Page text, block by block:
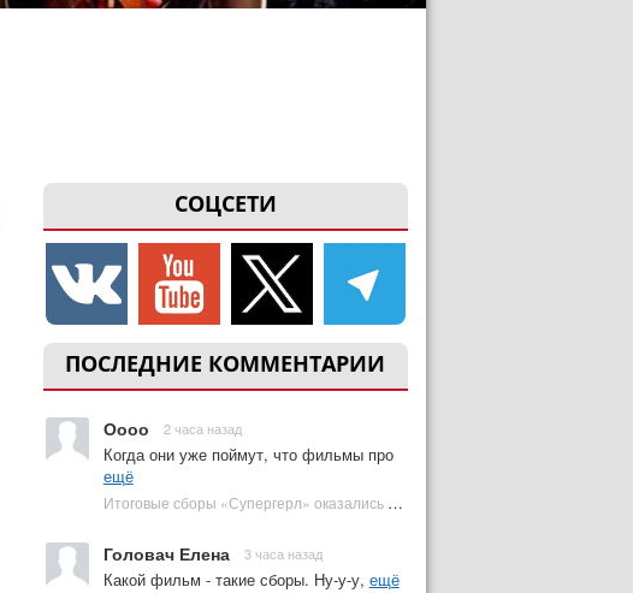
СОЦСЕТИ
ПОСЛЕДНИЕ КОММЕНТАРИИ
Оооо 2 часа назад
Когда они уже поймут, что фильмы про
ещё
Итоговые сборы «Супергерл» оказались худшими для DC за два десятилетия | Plugged In Ru
Головач Елена 3 часа назад
Какой фильм - такие сборы. Ну-у-у, ещё